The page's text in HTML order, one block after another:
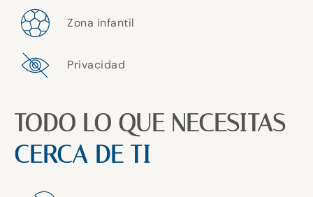
Zona infantil
Privacidad
TODO LO QUE NECESITAS
CERCA DE TI